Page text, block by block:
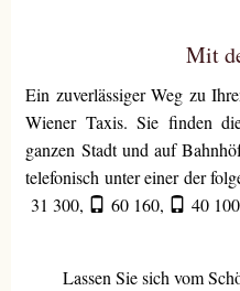
Mit
Ein zuverlässiger Weg zu
Wiener Taxis. Sie finden
ganzen Stadt und auf
telefonisch unter einer der
31 300, 60 160, 40 100
Lassen Sie sich vom